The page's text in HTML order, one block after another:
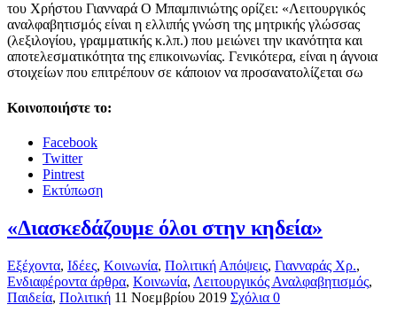
του Χρήστου Γιανναρά Ο Μπαμπινιώτης ορίζει: «Λειτουργικός
αναλφαβητισμός είναι η ελλιπής γνώση της μητρικής γλώσσας
(λεξιλογίου, γραμματικής κ.λπ.) που μειώνει την ικανότητα και
αποτελεσματικότητα της επικοινωνίας. Γενικότερα, είναι η άγνοια
στοιχείων που επιτρέπουν σε κάποιον να προσανατολίζεται σω
Κοινοποιήστε το:
Facebook
Twitter
Pintrest
Εκτύπωση
«Διασκεδάζουμε όλοι στην κηδεία»
Εξέχοντα, Ιδέες, Κοινωνία, Πολιτική Απόψεις, Γιανναράς Χρ.,
Ενδιαφέροντα άρθρα, Κοινωνία, Λειτουργικός Αναλφαβητισμός,
Παιδεία, Πολιτική 11 Νοεμβρίου 2019 Σχόλια 0